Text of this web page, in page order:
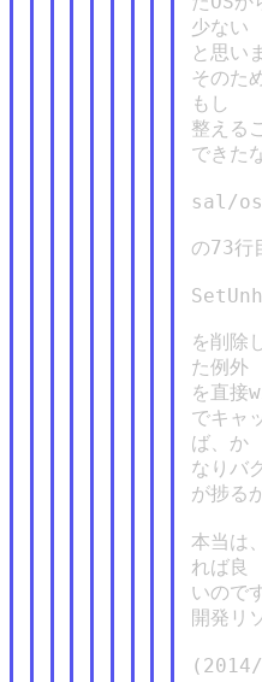
少ない
と思い
そのた
もし
整える
できた
sal/
の73
を削除
た例外
を直接
でキャ
ば、か
なりバ
が捗る
本当は
れば良
いので
開発リ